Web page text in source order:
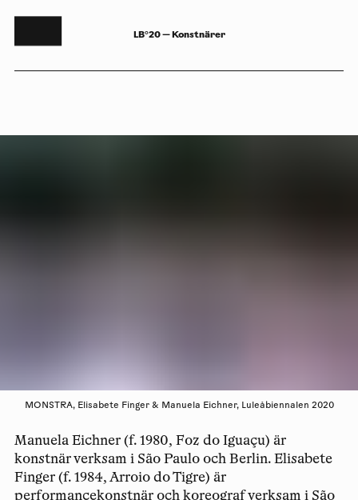
LB°20 — Konstnärer
MONSTRA, Elisabete Finger & Manuela Eichner, Luleåbiennalen 2020
Manuela Eichner (f. 1980, Foz do Iguaçu) är
konstnär verksam i São Paulo och Berlin. Elisabete
Finger (f. 1984, Arroio do Tigre) är
performancekonstnär och koreograf verksam i São